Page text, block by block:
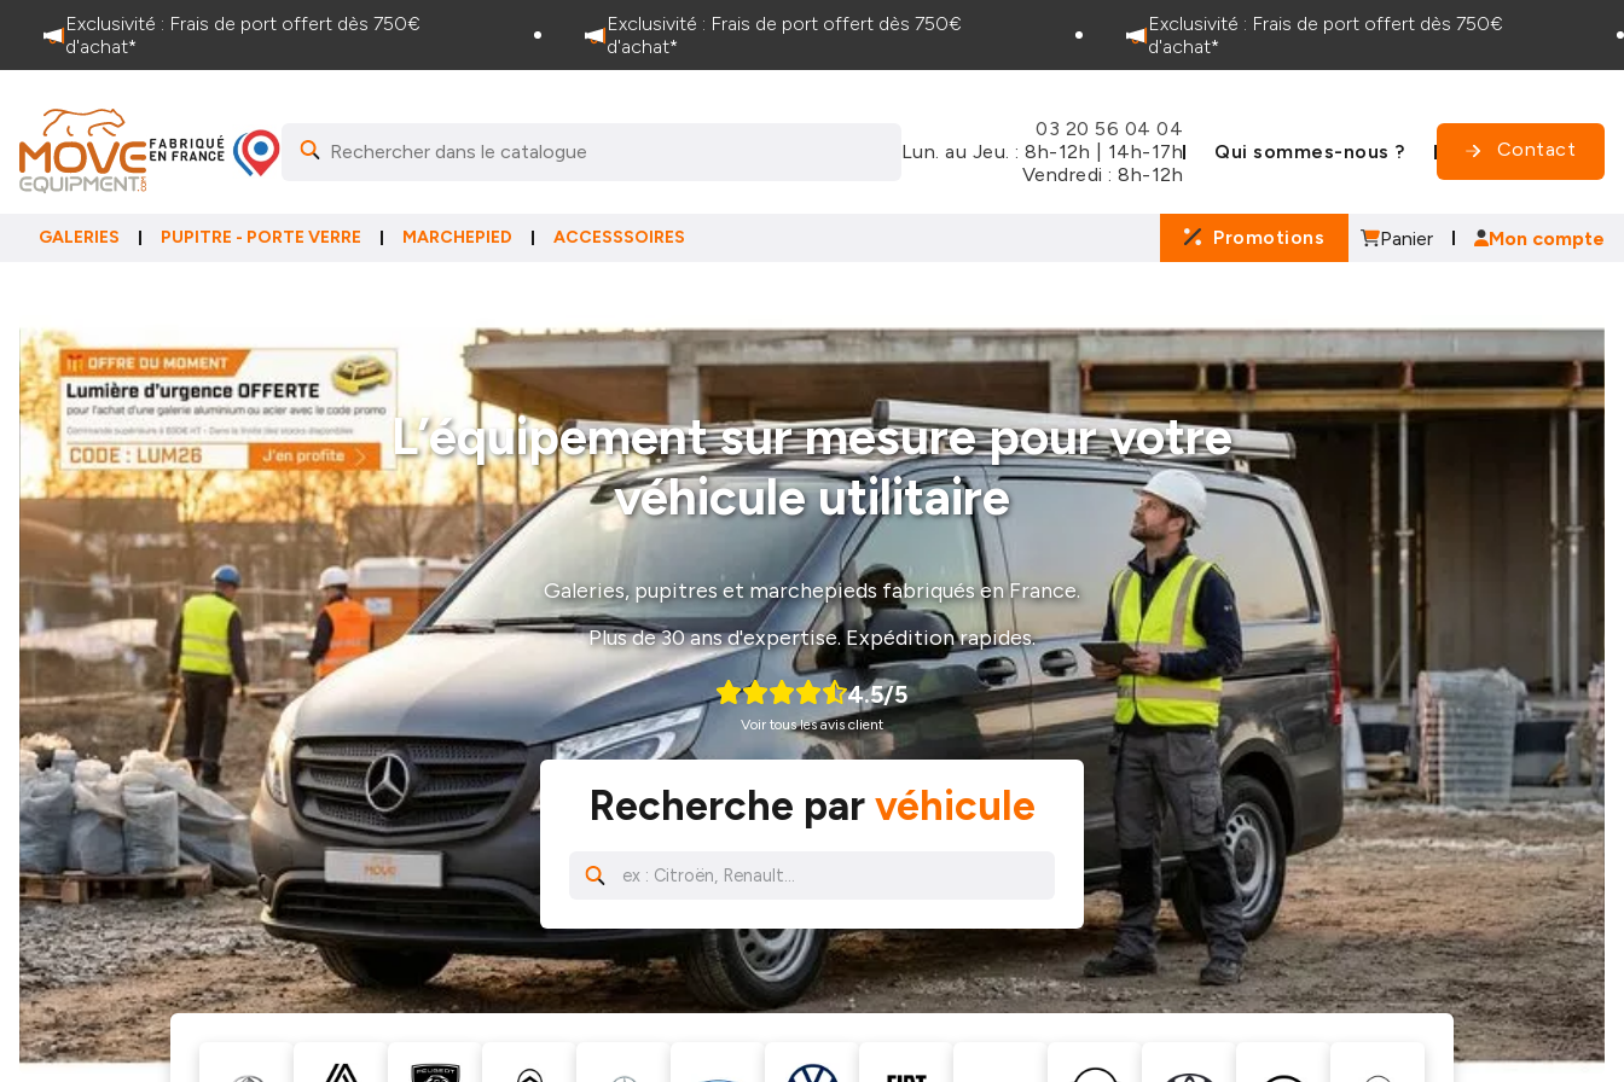
Exclusivité : Frais de port offert dès 750€
d'achat*
Exclusivité : Frais de port offert dès 750€
d'achat*
Exclusivité : Frais de port offert dès 750€
d'achat*
03 20 56 04 04
Lun. au Jeu. : 8h-12h | 14h-17h
Vendredi : 8h-12h
Qui sommes-nous ? Contact
GALERIES PUPITRE - PORTE VERRE MARCHEPIED ACCESSSOIRES Promotions Panier Mon compte
L’équipement sur mesure pour votre
véhicule utilitaire
Galeries, pupitres et marchepieds fabriqués en France.
Plus de 30 ans d'expertise. Expédition rapides.
4.5/5
Voir tous les avis client
Recherche parvéhicule